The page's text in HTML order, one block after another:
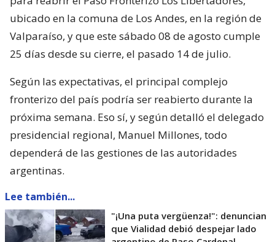
ubicado en la comuna de Los Andes, en la región de
Valparaíso, y que este sábado 08 de agosto cumple
25 días desde su cierre, el pasado 14 de julio.
Según las expectativas, el principal complejo
fronterizo del país podría ser reabierto durante la
próxima semana. Eso sí, y según detalló el delegado
presidencial regional, Manuel Millones, todo
dependerá de las gestiones de las autoridades
argentinas.
Lee también...
"¡Una puta vergüenza!": denuncian
que Vialidad debió despejar lado